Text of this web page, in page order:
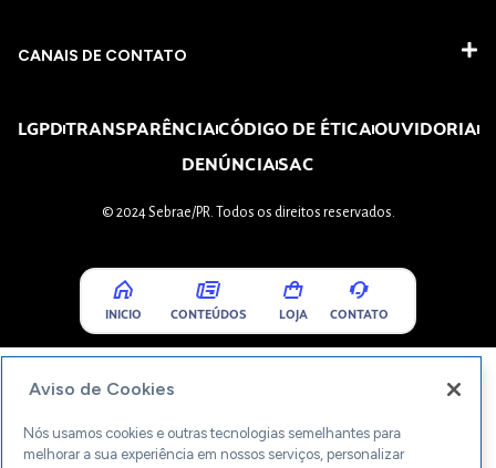
CANAIS DE CONTATO
LGPDTRANSPARÊNCIACÓDIGO DE ÉTICAOUVIDORIA
DENÚNCIASAC
© 2024 Sebrae/PR. Todos os direitos reservados.
INICIO CONTEÚDOS LOJA CONTATO
Aviso de Cookies
Nós usamos cookies e outras tecnologias semelhantes para
melhorar a sua experiência em nossos serviços, personalizar